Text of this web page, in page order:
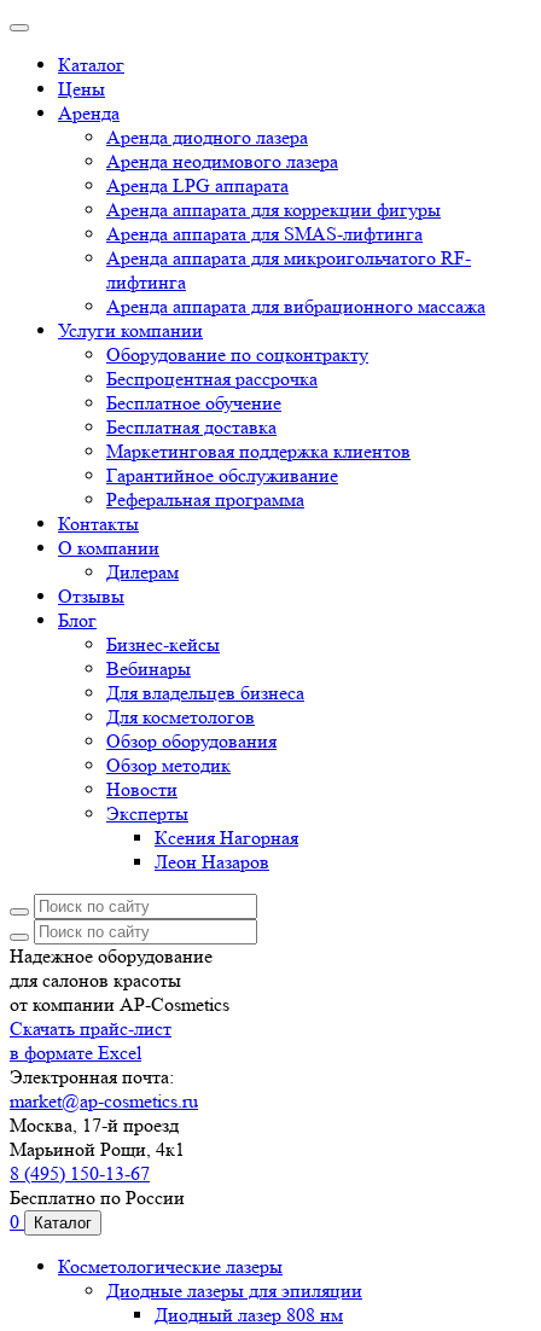
Каталог
Цены
Аренда
Аренда диодного лазера
Аренда неодимового лазера
Аренда LPG аппарата
Аренда аппарата для коррекции фигуры
Аренда аппарата для SMAS-лифтинга
Аренда аппарата для микроигольчатого RF-
лифтинга
Аренда аппарата для вибрационного массажа
Услуги компании
Оборудование по соцконтракту
Беспроцентная рассрочка
Бесплатное обучение
Бесплатная доставка
Маркетинговая поддержка клиентов
Гарантийное обслуживание
Реферальная программа
Контакты
О компании
Дилерам
Отзывы
Блог
Бизнес-кейсы
Вебинары
Для владельцев бизнеса
Для косметологов
Обзор оборудования
Обзор методик
Новости
Эксперты
Ксения Нагорная
Леон Назаров
Надежное оборудование
для салонов красоты
от компании AP-Cosmetics
Скачать прайс-лист
в формате Excel
Электронная почта:
market@ap-cosmetics.ru
Москва, 17-й проезд
Марьиной Рощи, 4к1
8 (495) 150-13-67
Бесплатно по России
0
Каталог
Косметологические лазеры
Диодные лазеры для эпиляции
Диодный лазер 808 нм